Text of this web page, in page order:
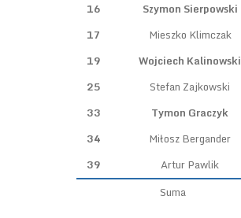
16
Szymon Sierpowski
17
Mieszko Klimczak
19
Wojciech Kalinowski
25
Stefan Zajkowski
33
Tymon Graczyk
34
Miłosz Bergander
39
Artur Pawlik
Suma